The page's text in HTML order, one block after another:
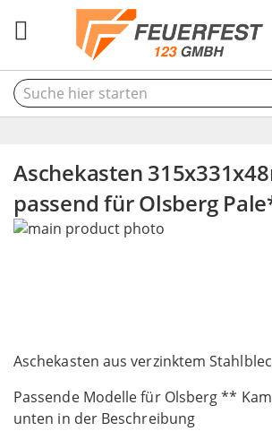
Aschekasten
passend für Olsberg
Aschekasten aus verzinktem
Passende Modelle für Olsberg **
unten in der Beschreibung
Skip
gallery
to
beginning
of